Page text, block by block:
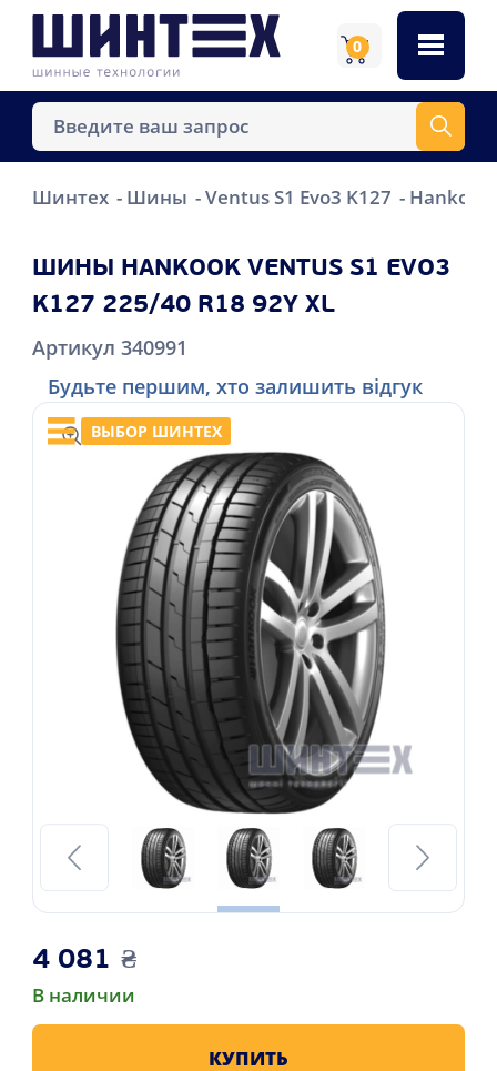
0
Шинтех Шины Ventus S1 Evo3 K127 Hankook
ШИНЫ HANKOOK VENTUS S1 EVO3
K127 225/40 R18 92Y XL
Артикул 340991
Будьте першим, хто залишить відгук
ВЫБОР ШИНТЕХ
4 081 ₴
В наличии
КУПИТЬ